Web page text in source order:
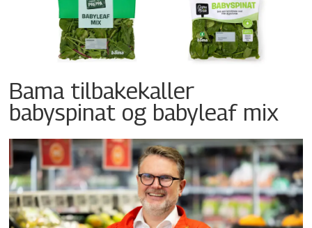
Bama tilbakekaller
babyspinat og babyleaf mix